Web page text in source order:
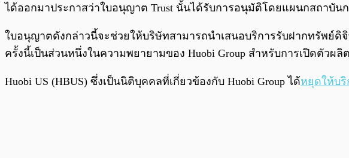
ได้ออกมาประกาสว่าใบอนุญาต Trust นั้นได้รับการอนุมัติโดยแผนกสถาบันกา
ใบอนุญาตดังกล่าวนี้จะช่วยให้บริษัทสามารถนำเสนอบริการรับฝากทรัพย์ดิ
ครั้งนี้เป็นส่วนหนึ่งในความพยายามของ Huobi Group สำหรับการเปิดตัว
Huobi US (HBUS) ซึ่งเป็นนิติบุคคลที่เกี่ยวข้องกับ Huobi Group ได้หยุดให้บริ